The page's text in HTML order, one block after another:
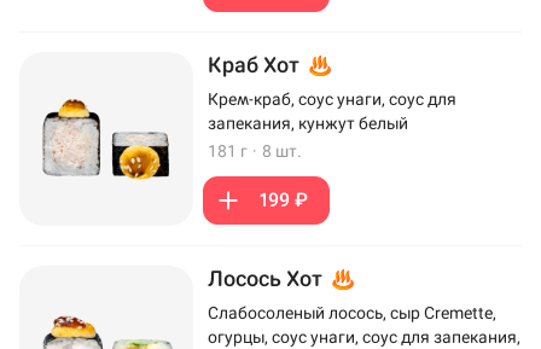
Краб Хот
Крем-краб, соус унаги, соус для
запекания, кунжут белый
181 г · 8 шт.
199 ₽
Лосось Хот
Слабосоленый лосось, сыр Cremette,
огурцы, соус унаги, соус для запекания,